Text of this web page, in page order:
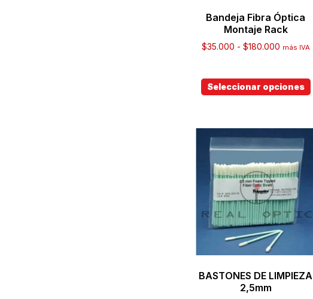
Bandeja Fibra Óptica
Montaje Rack
$35.000 - $180.000 más IVA
Seleccionar opciones
BASTONES DE LIMPIEZA
2,5mm